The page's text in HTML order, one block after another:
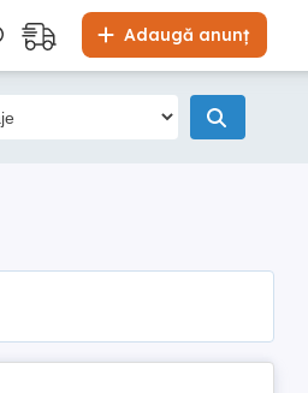
Adaugă anunț